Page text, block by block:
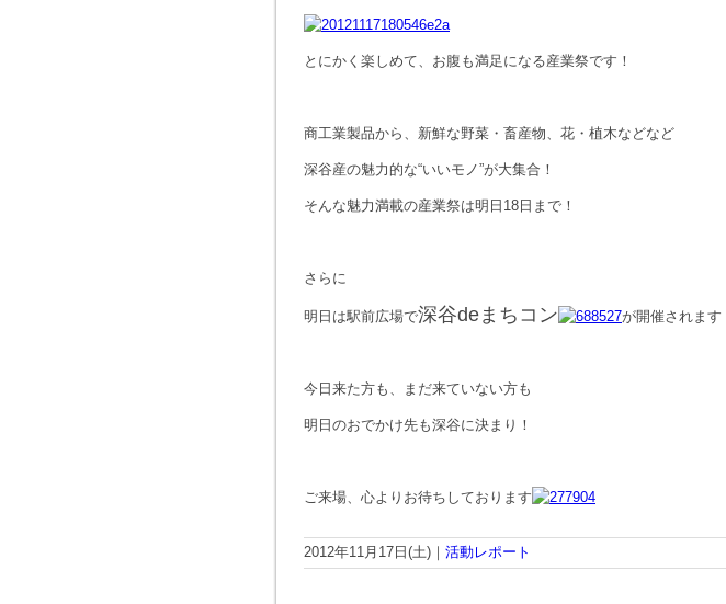
とにかく楽しめて、お腹も満足になる産業祭です！
商工業製品から、新鮮な野菜・畜産物、花・植木などなど
深谷産の魅力的な“いいモノ”が大集合！
そんな魅力満載の産業祭は明日18日まで！
さらに
明日は駅前広場で深谷deまちコン が開催されます
今日来た方も、まだ来ていない方も
明日のおでかけ先も深谷に決まり！
ご来場、心よりお待ちしております
2012年11月17日(土)｜ 活動レポート